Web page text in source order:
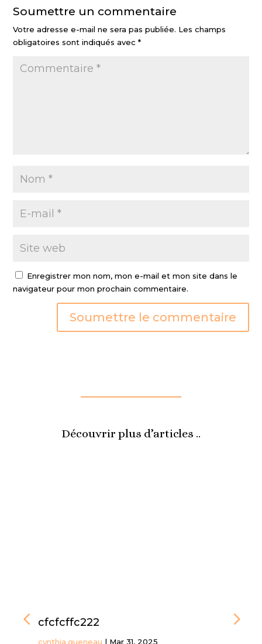
Soumettre un commentaire
Votre adresse e-mail ne sera pas publiée. Les champs
obligatoires sont indiqués avec*
Enregistrer mon nom, mon e-mail et mon site dans le
navigateur pour mon prochain commentaire.
Soumettre le commentaire
Découvrir plus d’articles ..
cfcfcffc222
cynthia.gueneau | Mar 31, 2025